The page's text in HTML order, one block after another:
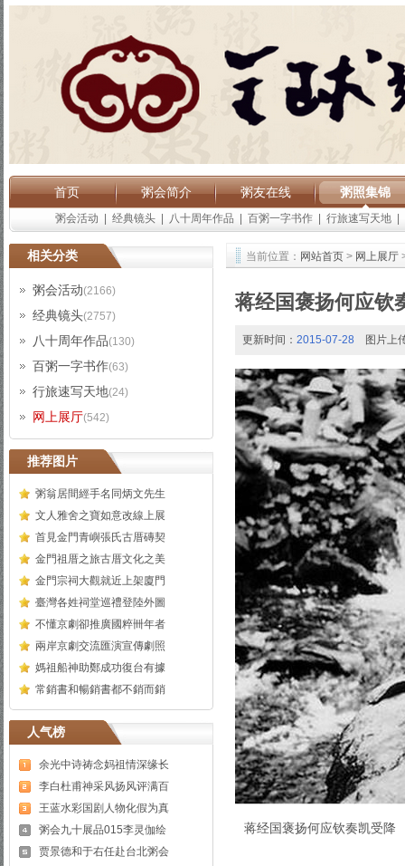
首页 粥会简介 粥友在线 粥照集锦
粥会活动 经典镜头 八十周年作品 百粥一字书作 行旅速写天地
相关分类
粥会活动(2166)
经典镜头(2757)
八十周年作品(130)
百粥一字书作(63)
行旅速写天地(24)
网上展厅(542)
推荐图片
粥翁居間經手名同炳文先生
文人雅舍之寶如意改線上展
首見金門青嶼張氏古厝磚契
金門祖厝之旅古厝文化之美
金門宗祠大觀就近上架廈門
臺灣各姓祠堂巡禮登陸外圖
不懂京劇卻推廣國粹卌年者
兩岸京劇交流匯演宣傳劇照
媽祖船神助鄭成功復台有據
常銷書和暢銷書都不銷而銷
人气榜
余光中诗祷念妈祖情深缘长
李白杜甫神采风扬风评满百
王蓝水彩国剧人物化假为真
粥会九十展品015李灵伽绘
贾景德和于右任赴台北粥会
当前位置： 网站首页 > 网上展厅
蒋经国褒扬何应钦
更新时间： 2015-07-28 图片上
蒋经国褒扬何应钦奏凯受降